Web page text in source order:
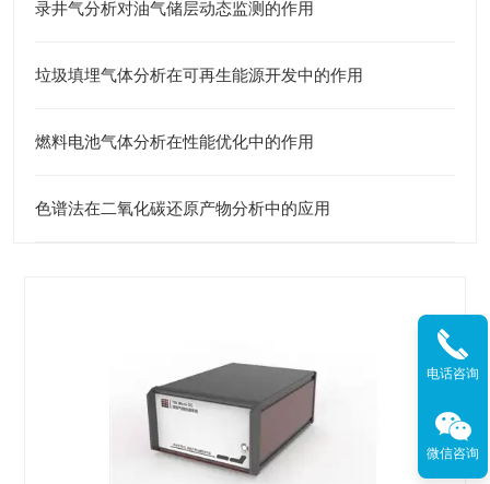
录井气分析对油气储层动态监测的作用
垃圾填埋气体分析在可再生能源开发中的作用
燃料电池气体分析在性能优化中的作用
色谱法在二氧化碳还原产物分析中的应用
电话咨询
微信咨询